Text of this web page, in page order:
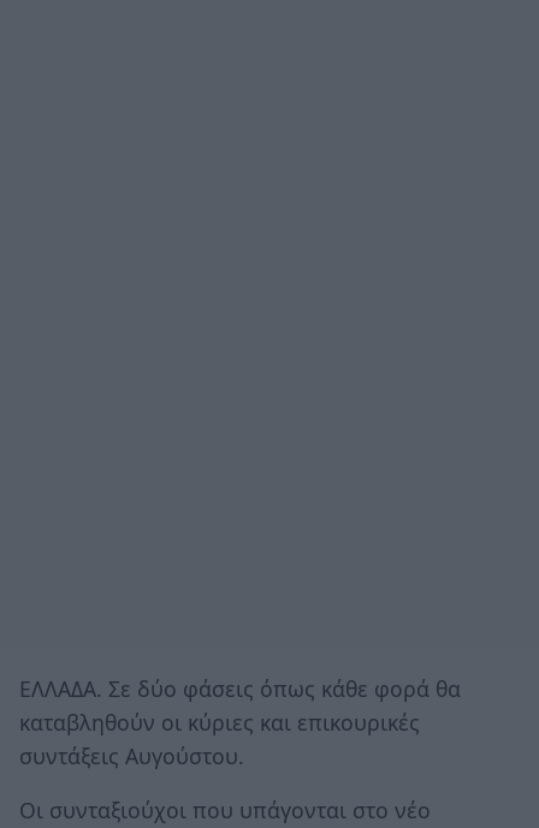
ΕΛΛΑΔΑ. Σε δύο φάσεις όπως κάθε φορά θα
καταβληθούν οι κύριες και επικουρικές
συντάξεις Αυγούστου.
Οι συνταξιούχοι που υπάγονται στο νέο